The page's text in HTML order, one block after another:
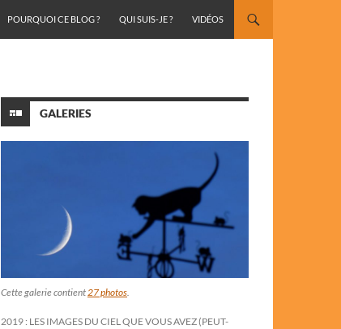
POURQUOI CE BLOG ?
QUI SUIS-JE ? VIDÉOS
GALERIES
Cette galerie contient27 photos.
2019 : LES IMAGES DU CIEL QUE VOUS AVEZ (PEUT-